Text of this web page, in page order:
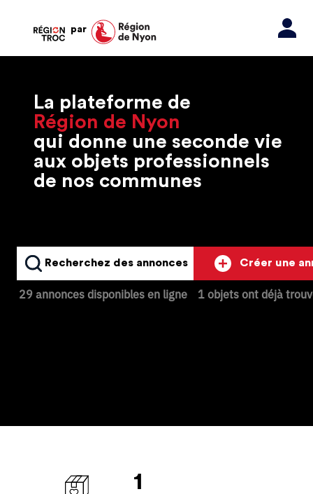
par
La plateforme de
Région de Nyon
qui donne une seconde vie
aux objets professionnels
de nos communes
Recherchez des annonces
29 annonces disponibles en ligne
Créer une
1 objets ont déjà
1